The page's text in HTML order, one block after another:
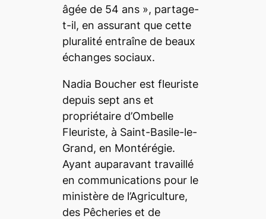
âgée de 54 ans », partage-
t-il, en assurant que cette
pluralité entraîne de beaux
échanges sociaux.
Nadia Boucher est fleuriste
depuis sept ans et
propriétaire d’Ombelle
Fleuriste, à Saint-Basile-le-
Grand, en Montérégie.
Ayant auparavant travaillé
en communications pour le
ministère de l’Agriculture,
des Pêcheries et de